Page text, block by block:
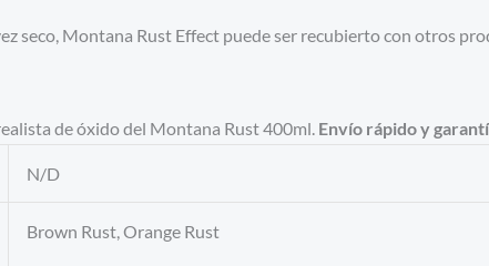
seco, Montana Rust Effect puede ser recubierto con otros
de óxido del Montana Rust 400ml. Envío rápido y
N/D
Brown Rust, Orange Rust